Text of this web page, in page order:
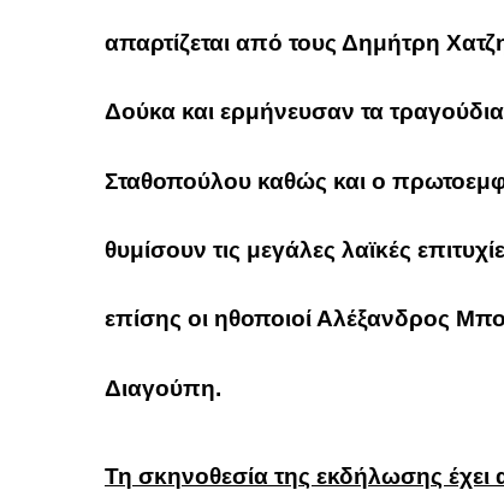
απαρτίζεται από τους Δημήτρη
Δούκα και ερμήνευσαν τα
Σταθοπούλου καθώς και ο
θυμίσουν τις μεγάλες λαϊκές
επίσης οι ηθοποιοίΑλέξανδρος
Διαγούπη.
Τη σκηνοθεσία της εκδήλωσης έχει